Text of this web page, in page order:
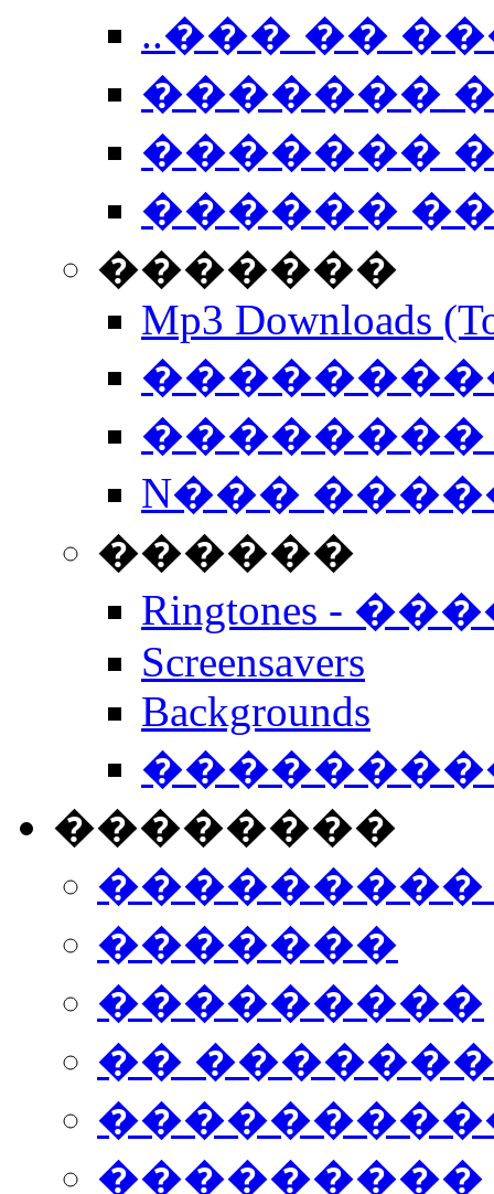
..��� ��
�������
�������
������
�������
Mp3 Downloads
��������
N���
������
Ringtones -
Screensavers
Backgrounds
��������
���������
�������
���������
��
���������